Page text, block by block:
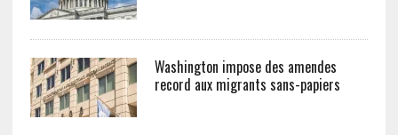
Washington impose des amendes
record aux migrants sans-papiers